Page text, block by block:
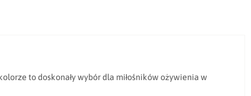
to doskonały wybór dla miłośników ożywienia w